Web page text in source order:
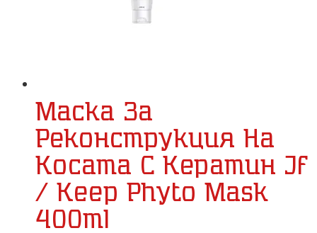
Маска За
Реконструкция На
Косата С Кератин Jf
/ Keep Phyto Mask
400ml